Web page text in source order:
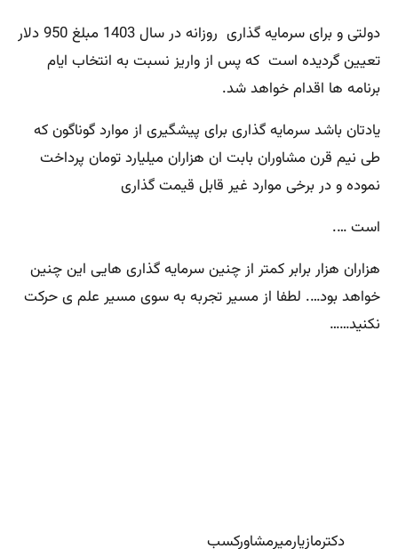
دولتی و برای سرمایه گذاری روزانه در سال 1403 مبلغ 950 دلار
تعیین گردیده است که پس از واریز نسبت به انتخاب ایام
برنامه ها اقدام خواهد شد.
یادتان باشد سرمایه گذاری برای پیشگیری از موارد گوناگون که
طی نیم قرن مشاوران بابت ان هزاران میلیارد تومان پرداخت
نموده و در برخی موارد غیر قابل قیمت گذاری
است ….
هزاران هزار برابر کمتر از چنین سرمایه گذاری هایی این چنین
خواهد بود…. لطفا از مسیر تجربه به سوی مسیر علم ی حرکت
نکنید……